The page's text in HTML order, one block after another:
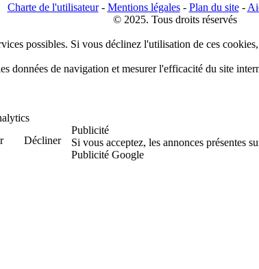
Charte de l'utilisateur- Mentions légales- Plan du site-
© 2025. Tous droits réservés
possibles. Si vous déclinez l'utilisation de ces
données de navigation et mesurer l'efficacité du site
Décliner
Publicité
Si vous acceptez, les annonces présentes
Publicité Google